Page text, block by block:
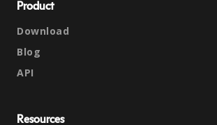
Product
Download
Blog
API
Resources